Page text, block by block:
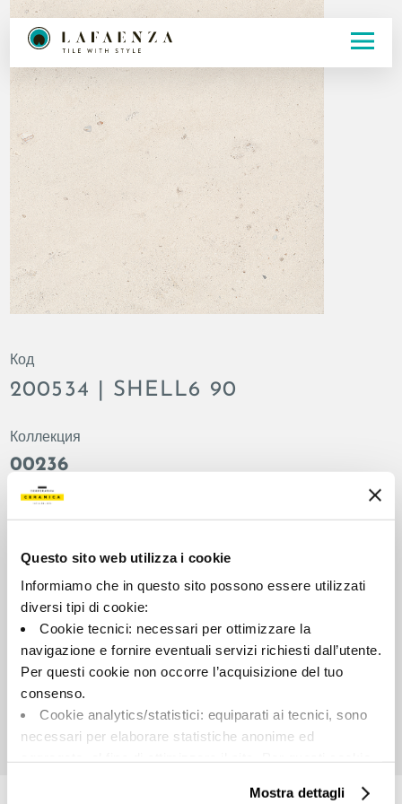
Questo sito web utilizza i cookie
Informiamo che in questo sito possono essere utilizzati
diversi tipi di cookie:
Cookie tecnici: necessari per ottimizzare la
navigazione e fornire eventuali servizi richiesti dall’utente.
Per questi cookie non occorre l’acquisizione del tuo
consenso.
Cookie analytics/statistici: equiparati ai tecnici, sono
necessari per elaborare statistiche anonime ed
Cookie di profilazione/marketing: sono utilizzati, solo
Mostra dettagli
Код
200534 | SHELL6 90
Коллекция
00236
Цвет:
Миндальный
Фон
Формат:
90.0x90.0
Естественный
Матовый
Разнотон:
Единица измерения:
MQ